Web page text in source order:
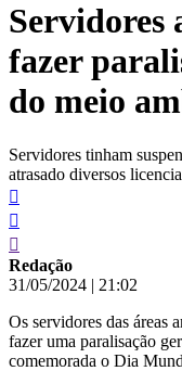
conteúdo
Servidores
fazer
do meio
Servidores tinham
atrasado diversos
Redação
31/05/2024 | 21:02
Os servidores das áreas
fazer uma paralisação
comemorada o Dia